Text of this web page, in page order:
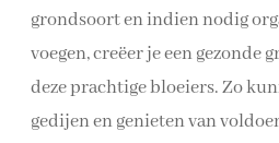
grondsoort en indien nodig
voegen, creëer je een gezonde
deze prachtige bloeiers. Zo
gedijen en genieten van